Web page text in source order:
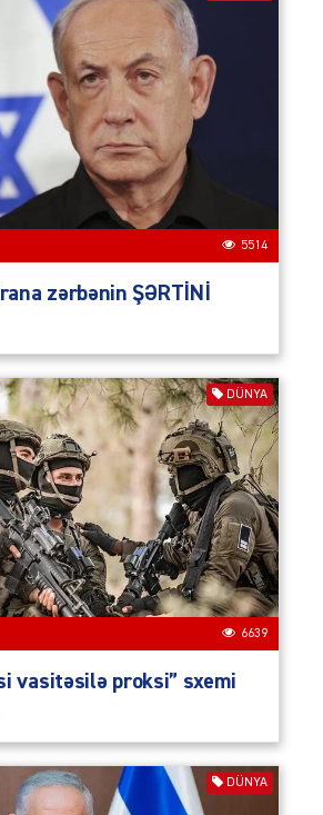
5514
zərbənin ŞƏRTİNİ
DÜNYA
6639
vasitəsilə proksi” sxemi
DÜNYA